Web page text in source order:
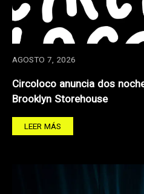
AGOSTO 7, 2026
Circoloco anuncia dos
Brooklyn Storehouse
LEER MÁS